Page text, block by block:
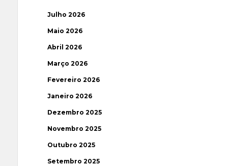
Julho 2026
Maio 2026
Abril 2026
Março 2026
Fevereiro 2026
Janeiro 2026
Dezembro 2025
Novembro 2025
Outubro 2025
Setembro 2025